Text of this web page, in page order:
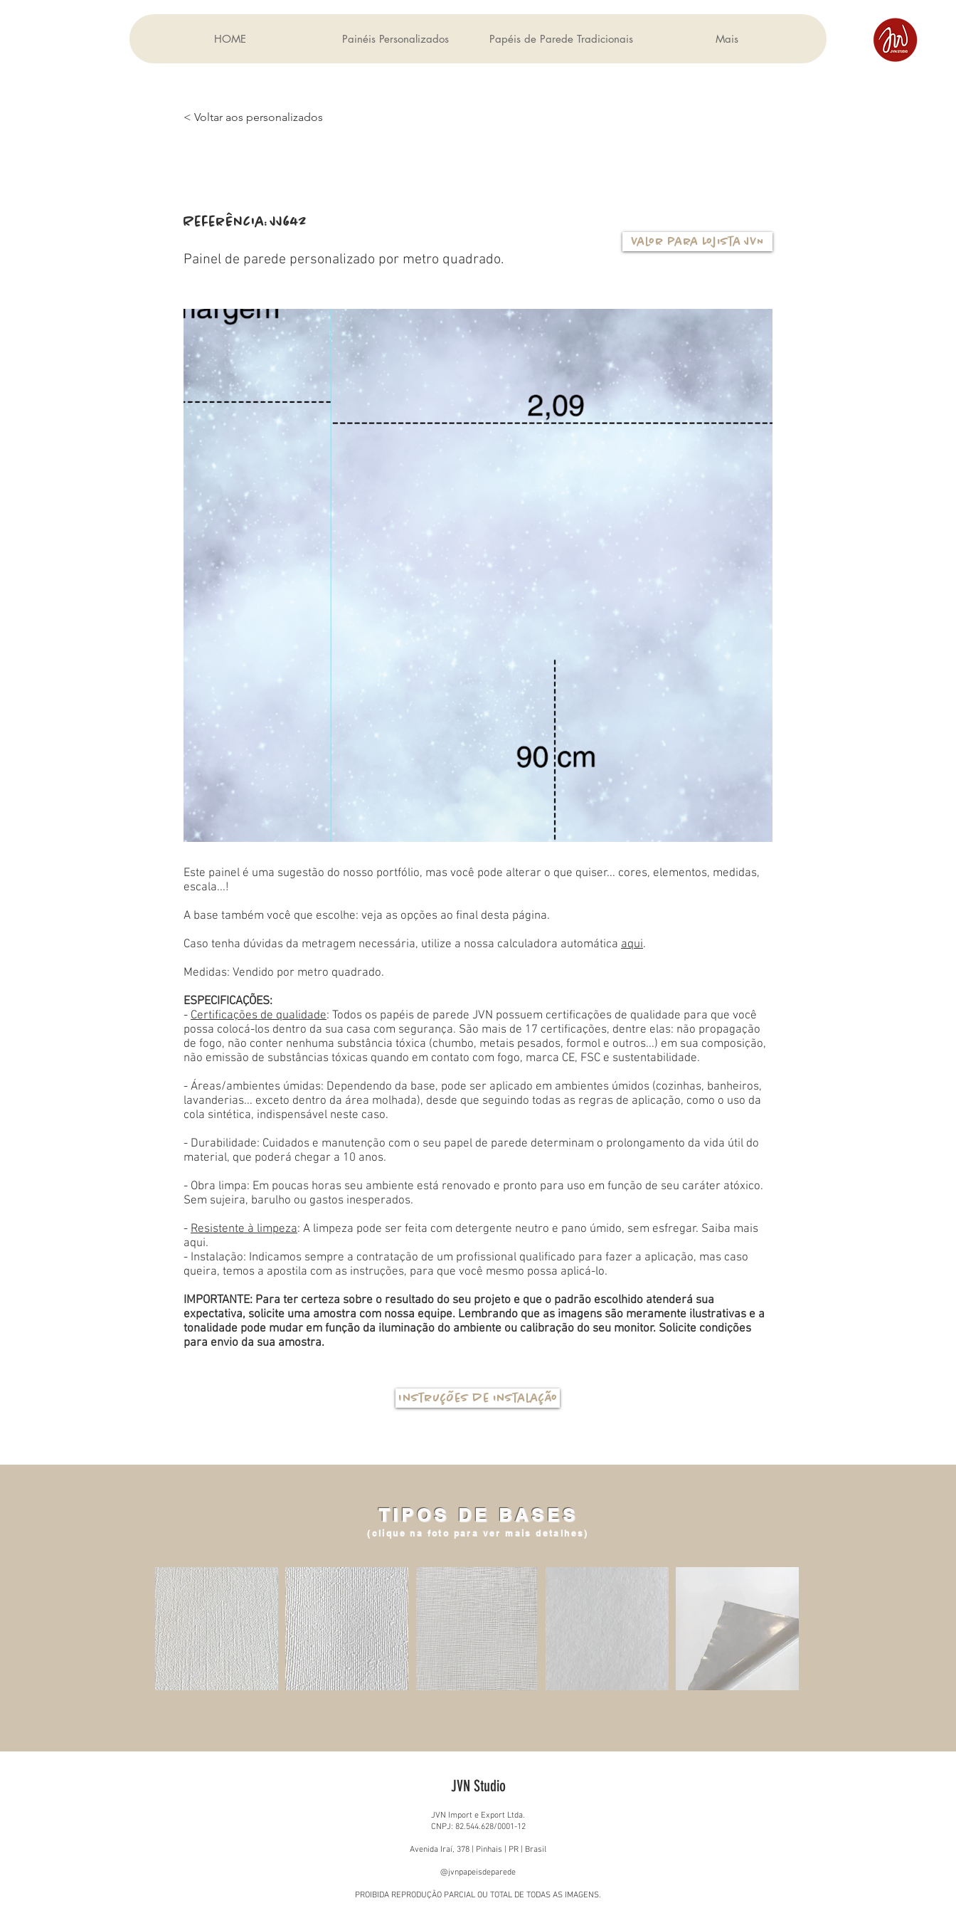
HOME Painéis Personalizados Papéis de Parede Tradicionais Mais
< Voltar aos personalizados
Referência: JJ642
Painel de parede personalizado por metro quadrado.
Valor para Lojista JVN
Este painel é uma sugestão do nosso portfólio, mas você pode alterar o que quiser... cores, elementos, medidas,
escala...!
A base também você que escolhe: veja as opções ao final desta página.
Caso tenha dúvidas da metragem necessária, utilize a nossa calculadora automática aqui.
Medidas: Vendido por metro quadrado.
ESPECIFICAÇÕES:
- Certificações de qualidade: Todos os papéis de parede JVN possuem certificações de qualidade para que você
possa colocá-los dentro da sua casa com segurança. São mais de 17 certificações, dentre elas: não propagação
de fogo, não conter nenhuma substância tóxica (chumbo, metais pesados, formol e outros...) em sua composição,
não emissão de substâncias tóxicas quando em contato com fogo, marca CE, FSC e sustentabilidade.
- Áreas/ambientes úmidas: Dependendo da base, pode ser aplicado em ambientes úmidos (cozinhas, banheiros,
lavanderias... exceto dentro da área molhada), desde que seguindo todas as regras de aplicação, como o uso da
cola sintética, indispensável neste caso.
- Durabilidade: Cuidados e manutenção com o seu papel de parede determinam o prolongamento da vida útil do
material, que poderá chegar a 10 anos.
- Obra limpa: Em poucas horas seu ambiente está renovado e pronto para uso em função de seu caráter atóxico.
Sem sujeira, barulho ou gastos inesperados.
- Resistente à limpeza: A limpeza pode ser feita com detergente neutro e pano úmido, sem esfregar. Saiba mais
aqui.
- Instalação: Indicamos sempre a contratação de um profissional qualificado para fazer a aplicação, mas caso
queira, temos a apostila com as instruções, para que você mesmo possa aplicá-lo.
IMPORTANTE: Para ter certeza sobre o resultado do seu projeto e que o padrão escolhido atenderá sua
expectativa, solicite uma amostra com nossa equipe. Lembrando que as imagens são meramente ilustrativas e a
tonalidade pode mudar em função da iluminação do ambiente ou calibração do seu monitor. Solicite condições
para envio da sua amostra.
Instruções de instalação
TIPOS DE BASES
(clique na foto para ver mais detalhes)
JVN Studio
JVN Import e Export Ltda.
CNPJ: 82.544.628/0001-12
Avenida Iraí, 378 | Pinhais | PR | Brasil
@jvnpapeisdeparede
PROIBIDA REPRODUÇÃO PARCIAL OU TOTAL DE TODAS AS IMAGENS.